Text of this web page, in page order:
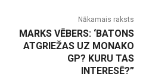
Nākamais raksts
MARKS VĒBERS: ‘BATONS
ATGRIEŽAS UZ MONAKO
GP? KURU TAS
INTERESĒ?”